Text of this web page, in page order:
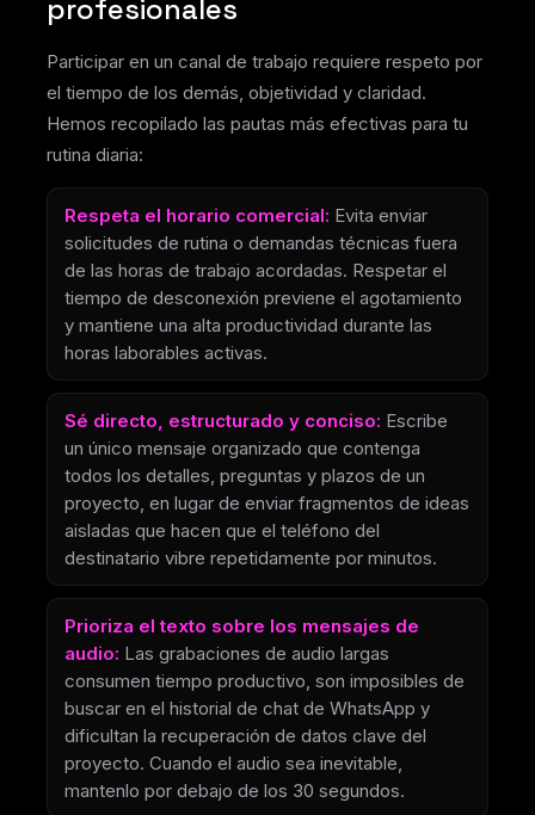
profesionales
Participar en un canal de trabajo requiere respeto por
el tiempo de los demás, objetividad y claridad.
Hemos recopilado las pautas más efectivas para tu
rutina diaria:
Respeta el horario comercial: Evita enviar
solicitudes de rutina o demandas técnicas fuera
de las horas de trabajo acordadas. Respetar el
tiempo de desconexión previene el agotamiento
y mantiene una alta productividad durante las
horas laborables activas.
Sé directo, estructurado y conciso: Escribe
un único mensaje organizado que contenga
todos los detalles, preguntas y plazos de un
proyecto, en lugar de enviar fragmentos de ideas
aisladas que hacen que el teléfono del
destinatario vibre repetidamente por minutos.
Prioriza el texto sobre los mensajes de
audio: Las grabaciones de audio largas
consumen tiempo productivo, son imposibles de
buscar en el historial de chat de WhatsApp y
dificultan la recuperación de datos clave del
proyecto. Cuando el audio sea inevitable,
mantenlo por debajo de los 30 segundos.